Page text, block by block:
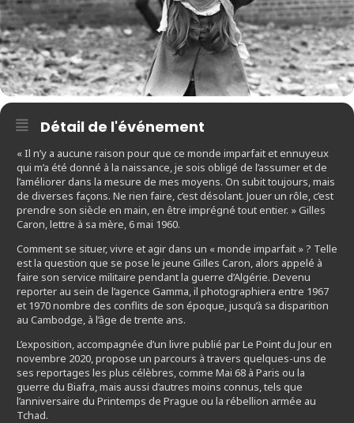
Détail de l'événement
« Il n’y a aucune raison pour que ce monde imparfait et ennuyeux
qui m’a été donné à la naissance, je sois obligé de l’assumer et de
l’améliorer dans la mesure de mes moyens. On subit toujours, mais
de diverses façons. Ne rien faire, c’est désolant. Jouer un rôle, c’est
prendre son siècle en main, en être imprégné tout entier. » Gilles
Caron, lettre à sa mère, 6 mai 1960.
Comment se situer, vivre et agir dans un « monde imparfait » ? Telle
est la question que se pose le jeune Gilles Caron, alors appelé à
faire son service militaire pendant la guerre d’Algérie. Devenu
reporter au sein de l’agence Gamma, il photographiera entre 1967
et 1970 nombre des conflits de son époque, jusqu’à sa disparition
au Cambodge, à l’âge de trente ans.
L’exposition, accompagnée d’un livre publié par Le Point du Jour en
novembre 2020, propose un parcours à travers quelques-uns de
ses reportages les plus célèbres, comme Mai 68 à Paris ou la
guerre du Biafra, mais aussi d’autres moins connus, tels que
l’anniversaire du Printemps de Prague ou la rébellion armée au
Tchad.